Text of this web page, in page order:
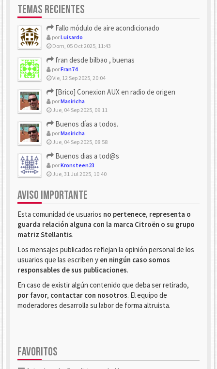
TEMAS RECIENTES
Fallo módulo de aire acondicionado
porLuisardo
Dom, 05 Oct 2025, 11:43
fran desde bilbao , buenas
porFran74
Vie, 12 Sep 2025, 20:04
[Brico] Conexion AUX en radio de origen
porMasiricha
Jue, 04 Sep 2025, 09:11
Buenos días a todos.
porMasiricha
Jue, 04 Sep 2025, 08:58
Buenos dias a tod@s
porKronsteen23
Jue, 31 Jul 2025, 10:40
AVISO IMPORTANTE
Esta comunidad de usuarios no pertenece, representa o
guarda relación alguna con la marca Citroën o su grupo
matriz Stellantis.
Los mensajes publicados reflejan la opinión personal de los
usuarios que las escriben y en ningún caso somos
responsables de sus publicaciones.
En caso de existir algún contenido que deba ser retirado,
por favor, contactar con nosotros. El equipo de
moderadores desarrolla su labor de forma altruista.
FAVORITOS